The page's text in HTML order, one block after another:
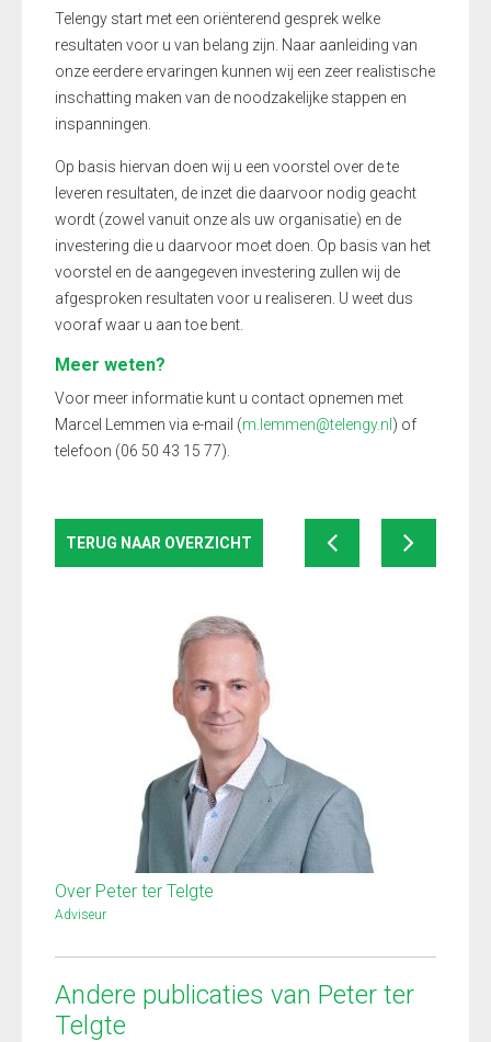
Telengy start met een oriënterend gesprek welke
resultaten voor u van belang zijn. Naar aanleiding van
onze eerdere ervaringen kunnen wij een zeer realistische
inschatting maken van de noodzakelijke stappen en
inspanningen.
Op basis hiervan doen wij u een voorstel over de te
leveren resultaten, de inzet die daarvoor nodig geacht
wordt (zowel vanuit onze als uw organisatie) en de
investering die u daarvoor moet doen. Op basis van het
voorstel en de aangegeven investering zullen wij de
afgesproken resultaten voor u realiseren. U weet dus
vooraf waar u aan toe bent.
Meer weten?
Voor meer informatie kunt u contact opnemen met
Marcel Lemmen via e-mail (m.lemmen@telengy.nl ) of
telefoon (06 50 43 15 77).
TERUG NAAR OVERZICHT
Over Peter ter Telgte
Adviseur
Andere publicaties van Peter ter
Telgte